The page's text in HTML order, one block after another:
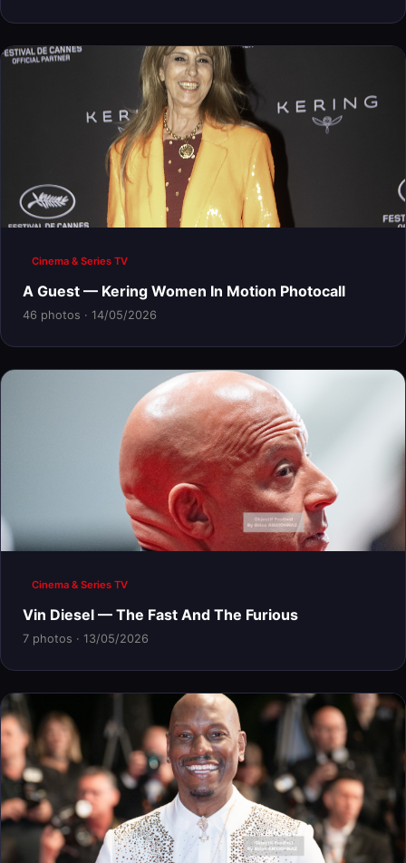
Cinema & Series TV
A Guest — Kering Women In Motion Photocall
46 photos · 14/05/2026
Cinema & Series TV
Vin Diesel — The Fast And The Furious
7 photos · 13/05/2026